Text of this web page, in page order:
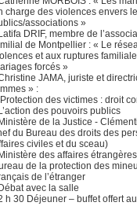
charge des violences envers
associations »
DRIF, membre de
de Montpellier : « Le
et aux ruptures
forcés »
JAMA, juriste et
» :
des victimes : droit
des pouvoirs publics
de la Justice -
du Bureau des droits des
civiles et du sceau)
des affaires
de la protection des
de l’étranger
avec la salle
h 30 Déjeuner – buffet offert